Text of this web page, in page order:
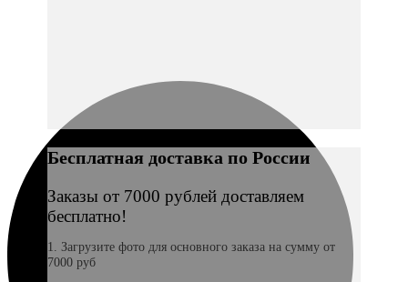
Бесплатная доставка по России
Заказы от 7000 рублей доставляем
бесплатно!
1. Загрузите фото для основного заказа на сумму от
7000 руб